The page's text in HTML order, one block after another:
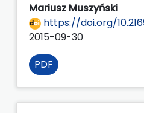
Mariusz Muszyński
https://doi.org/
2015-09-30
PDF